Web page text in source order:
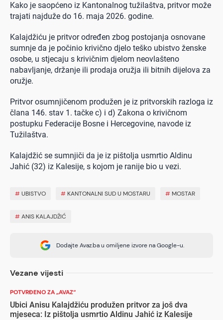
Kako je saopćeno iz Kantonalnog tužilaštva, pritvor može
trajati najduže do 16. maja 2026. godine.
Kalajdžiću je pritvor određen zbog postojanja osnovane
sumnje da je počinio krivično djelo teško ubistvo ženske
osobe, u stjecaju s krivičnim djelom neovlašteno
nabavljanje, držanje ili prodaja oružja ili bitnih dijelova za
oružje.
Pritvor osumnjičenom produžen je iz pritvorskih razloga iz
člana 146. stav 1. tačke c) i d) Zakona o krivičnom
postupku Federacije Bosne i Hercegovine, navode iz
Tužilaštva.
Kalajdžić se sumnjiči da je iz pištolja usmrtio Aldinu
Jahić (32) iz Kalesije, s kojom je ranije bio u vezi.
#UBISTVO # KANTONALNI SUD U MOSTARU # MOSTAR
#ANIS KALAJDŽIĆ
Dodajte Avaz.ba u omiljene izvore na Google-u.
Vezane vijesti
POTVRĐENO ZA „AVAZ“
Ubici Anisu Kalajdžiću produžen pritvor za još dva
mjeseca: Iz pištolja usmrtio Aldinu Jahić iz Kalesije